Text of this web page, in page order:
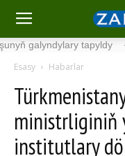
galyndylary tapyldy ·
Esasy Habarlar
ministrliginiň
institutlary